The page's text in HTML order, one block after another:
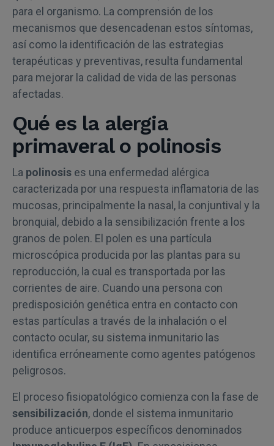
Atención a los síntomas en la infancia
Acompañamiento especializado en el manejo de la
patología
para el organismo. La comprensión de los
mecanismos que desencadenan estos síntomas,
así como la identificación de las estrategias
terapéuticas y preventivas, resulta fundamental
para mejorar la calidad de vida de las personas
afectadas.
Qué es la alergia
primaveral o polinosis
La polinosis es una enfermedad alérgica
caracterizada por una respuesta inflamatoria de las
mucosas, principalmente la nasal, la conjuntival y la
bronquial, debido a la sensibilización frente a los
granos de polen. El polen es una partícula
microscópica producida por las plantas para su
reproducción, la cual es transportada por las
corrientes de aire. Cuando una persona con
predisposición genética entra en contacto con
estas partículas a través de la inhalación o el
contacto ocular, su sistema inmunitario las
identifica erróneamente como agentes patógenos
peligrosos.
El proceso fisiopatológico comienza con la fase de
sensibilización, donde el sistema inmunitario
produce anticuerpos específicos denominados